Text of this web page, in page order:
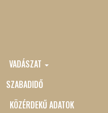
VADÁSZAT
SZABADIDŐ
KÖZÉRDEKŰ ADATOK